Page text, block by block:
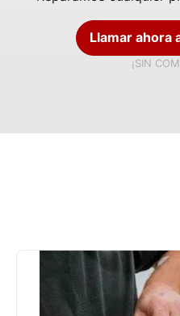
Llamar ahora
¡SIN